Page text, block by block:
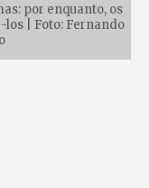
por enquanto, os
| Foto: Fernando